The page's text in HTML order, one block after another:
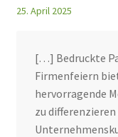
25. April 2025
[…] Bedruckte
Firmenfeiern
hervorragende
zu